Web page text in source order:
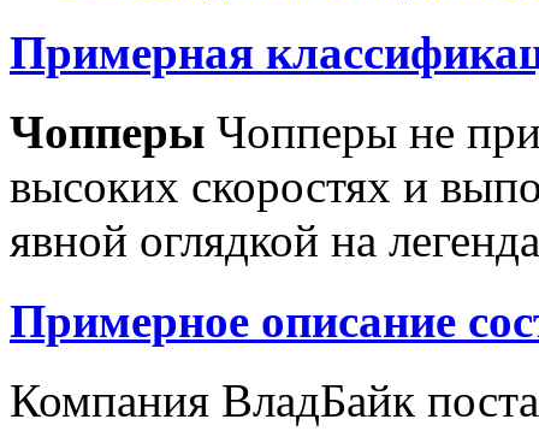
Примерная
Чопперы Чопперы не
высоких скоростях и
явной оглядкой на
Примерное описание
Компания ВладБайк